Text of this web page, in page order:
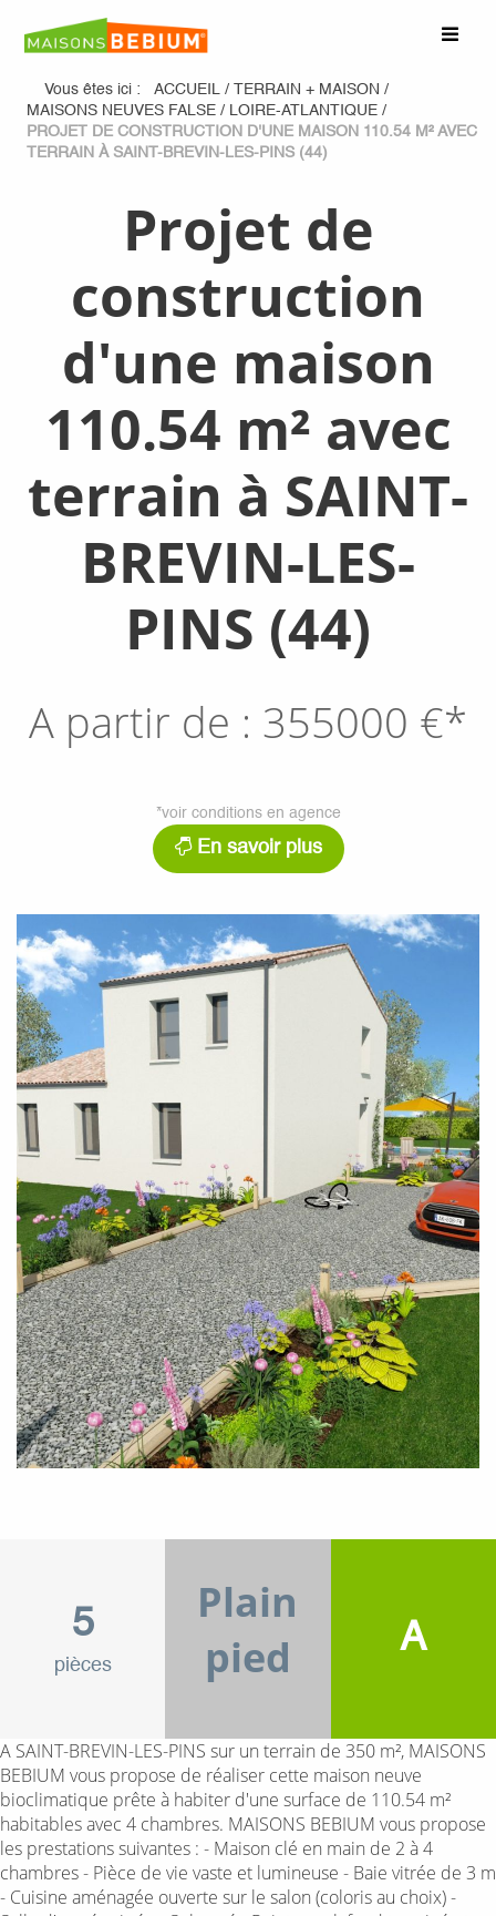
Vous êtes ici : ACCUEIL / TERRAIN + MAISON /
MAISONS NEUVES FALSE / LOIRE-ATLANTIQUE /
PROJET DE CONSTRUCTION D'UNE MAISON 110.54 M² AVEC
TERRAIN À SAINT-BREVIN-LES-PINS (44)
Projet de
construction
d'une maison
110.54 m² avec
terrain à SAINT-
BREVIN-LES-
PINS (44)
A partir de : 355000 €*
*voir conditions en agence
En savoir plus
5
pièces
Plain
pied
A
A SAINT-BREVIN-LES-PINS sur un terrain de 350 m², MAISONS
BEBIUM vous propose de réaliser cette maison neuve
bioclimatique prête à habiter d'une surface de 110.54 m²
habitables avec 4 chambres. MAISONS BEBIUM vous propose
les prestations suivantes : - Maison clé en main de 2 à 4
chambres - Pièce de vie vaste et lumineuse - Baie vitrée de 3 m
- Cuisine aménagée ouverte sur le salon (coloris au choix) -